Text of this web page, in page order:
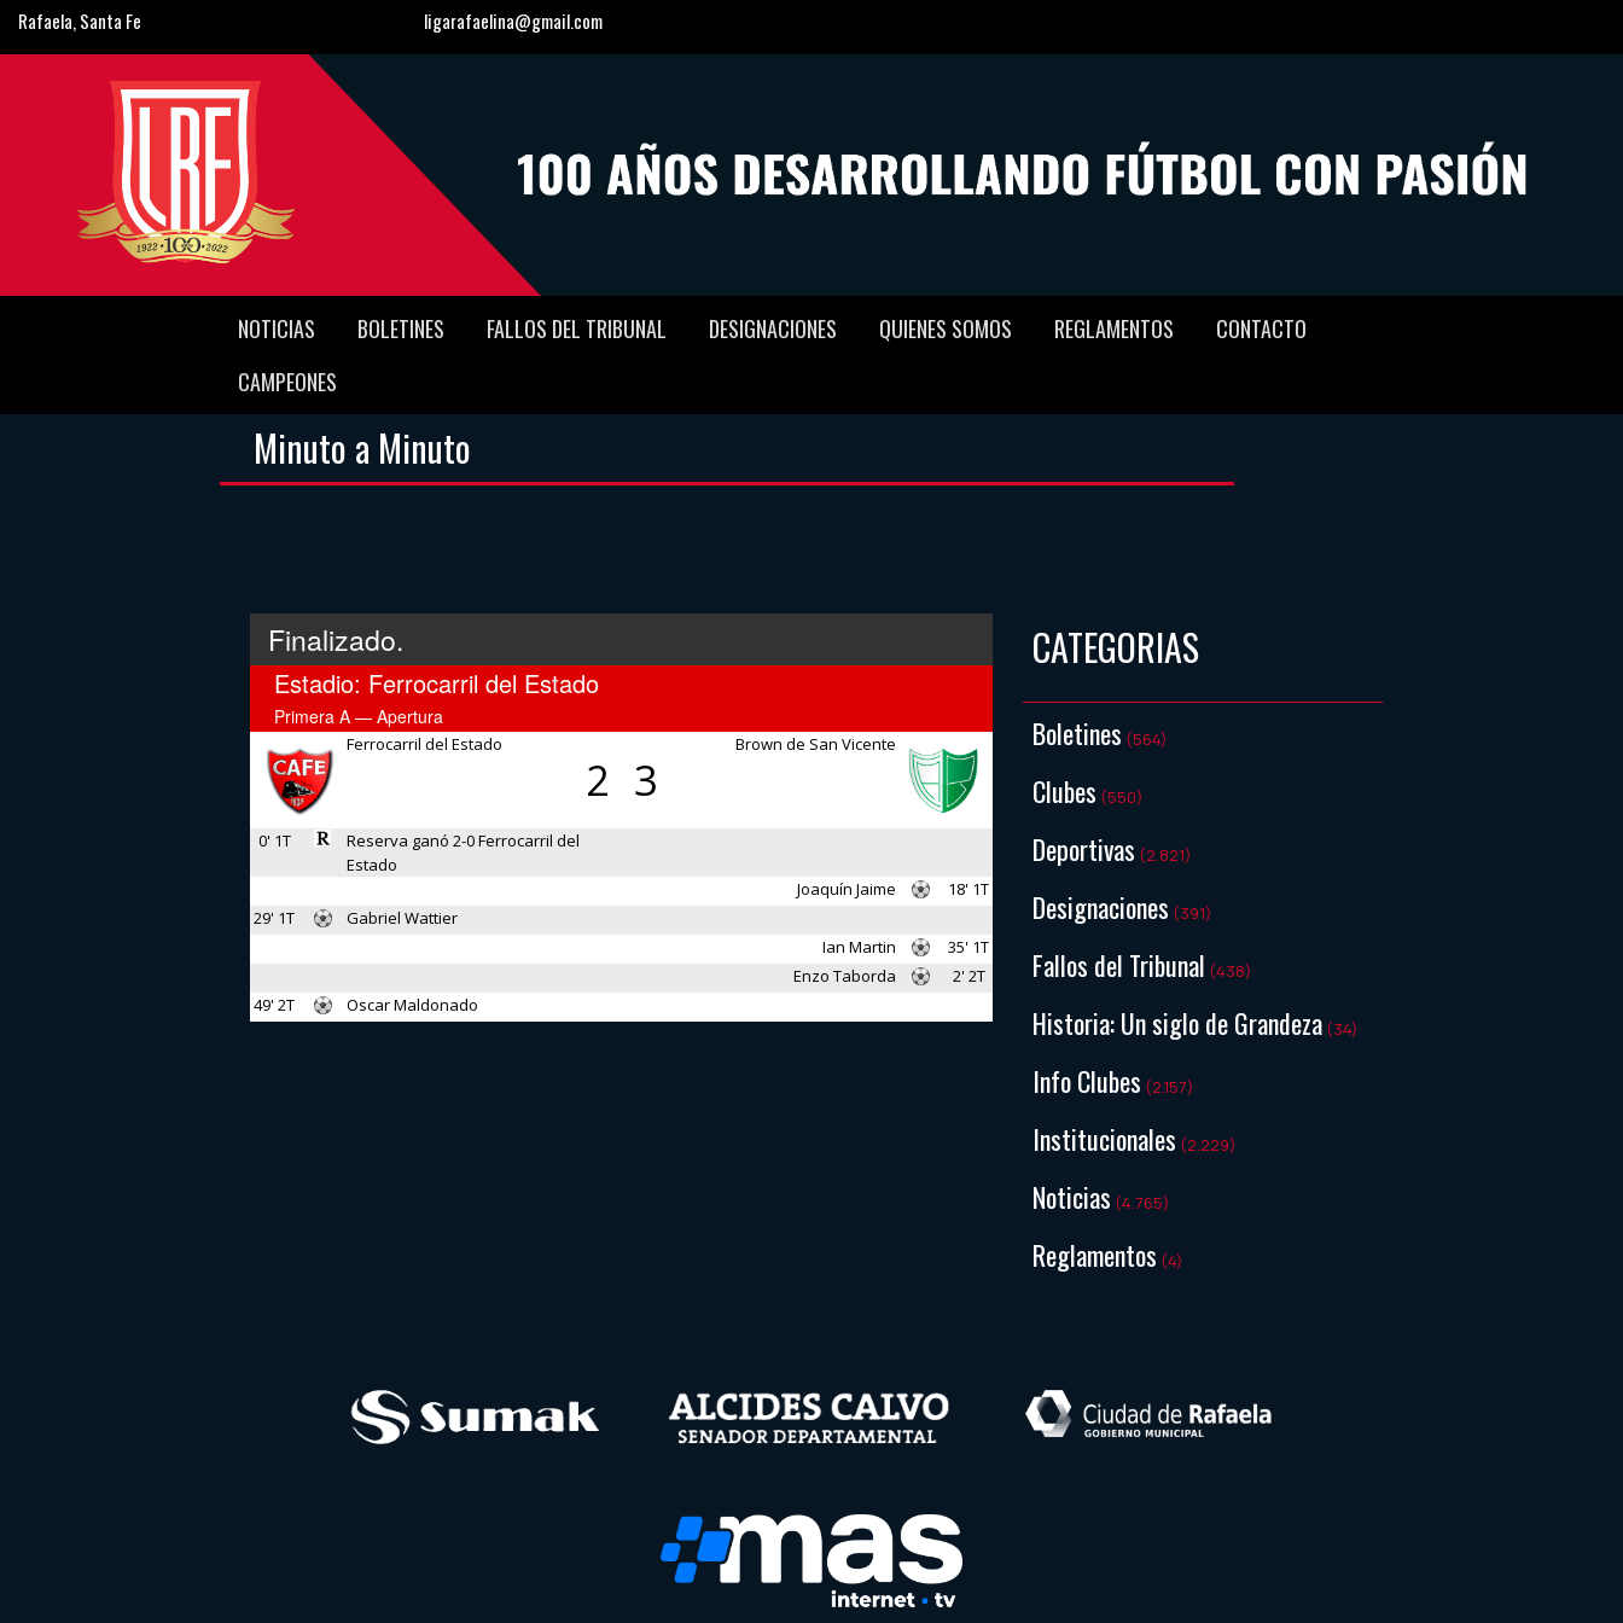
Rafaela, Santa Fe ligarafaelina@gmail.com
NOTICIAS BOLETINES FALLOS DEL TRIBUNAL DESIGNACIONES QUIENES SOMOS REGLAMENTOS
CONTACTO
CAMPEONES
Minuto a Minuto
Finalizado.
Estadio: Ferrocarril del Estado
Primera A — Apertura
Ferrocarril del Estado
2
Brown de San Vicente
3
0' 1T
Reserva ganó 2-0 Ferrocarril del
Estado
18' 1T
Joaquín Jaime
29' 1T
Gabriel Wattier
35' 1T
Ian Martin
2' 2T
Enzo Taborda
49' 2T
Oscar Maldonado
CATEGORIAS
Boletines (564)
Clubes (550)
Deportivas (2.821)
Designaciones (391)
Fallos del Tribunal (438)
Historia: Un siglo de Grandeza (34)
Info Clubes (2.157)
Institucionales (2.229)
Noticias (4.765)
Reglamentos (4)